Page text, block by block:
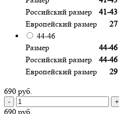
Российский размер
41-43
Европейский размер
27
44-46
Размер
44-46
Российский размер
44-46
Европейский размер
29
690 руб.
- +
690 руб.